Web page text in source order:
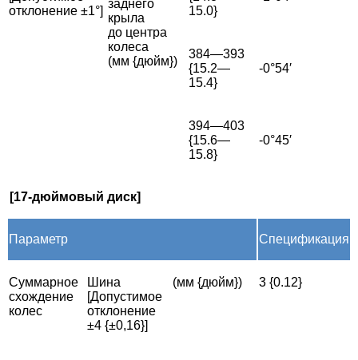
отклонение ±1°]
заднего
крыла
до центра
колеса
(мм {дюйм})
15.0}
384—393
{15.2—
15.4}
-0°54′
394—403
{15.6—
15.8}
-0°45′
[17-дюймовый диск]
Параметр Спецификация
Суммарное
схождение
колес
Шина
[Допустимое
отклонение
±4 {±0,16}]
(мм {дюйм}) 3 {0.12}